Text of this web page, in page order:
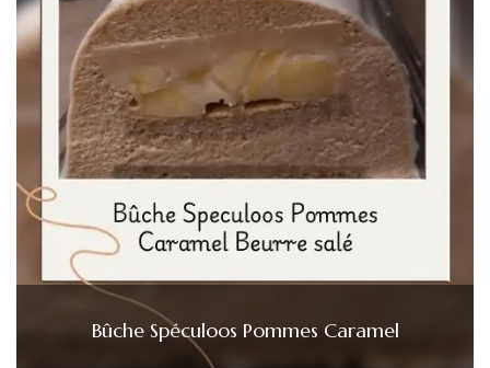
Bûche Spéculoos Pommes Caramel